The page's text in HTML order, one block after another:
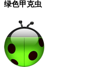
绿色甲克虫